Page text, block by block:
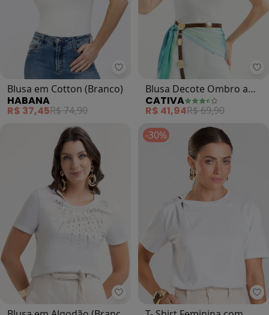
Habana - Blusa em Cotton
Blusa em Cotton (Branco)
HABANA
R$ 37,45R$ 74,90
Blusa Decote Ombro a
Ombro em Cotton (Branco
)
CATIVA
R$ 41,94R$ 69,90
Habana - Blusa
-30%